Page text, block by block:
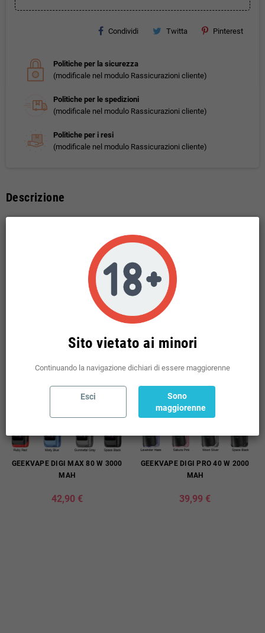
Condividi Twitta Pinterest
Politiche per la sicurezza
(modificale nel modulo Rassicurazioni cliente)
Politiche per le spedizioni
(modificale nel modulo Rassicurazioni cliente)
Politiche per i resi
(modificale nel modulo Rassicurazioni cliente)
Descrizione
RANGE : 12 - 18 W RDL / MTL
Potrebbe anche piacerti
GEEKVAPE DIGI MAX 80 W 3000
MAH
42,90 €
GEEKVAPE DIGI PRO 40 W 2000
MAH
39,99 €
Sito vietato ai minori
Continuando la navigazione dichiari di essere maggiorenne
Esci
Sono
maggiorenne